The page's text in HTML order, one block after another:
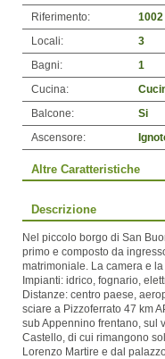
Riferimento:
1002
Locali:
3
Bagni:
1
Cucina:
Balcone:
Si
Ascensore:
Altre Caratteristiche
Descrizione
Nel piccolo borgo di San
primo e composto da
matrimoniale. La camera e
Impianti: idrico, fognario,
Distanze: centro paese,
sciare a Pizzoferrato 47 km
sub Appennino frentano, sul
Castello, di cui rimangono
Lorenzo Martire e dal